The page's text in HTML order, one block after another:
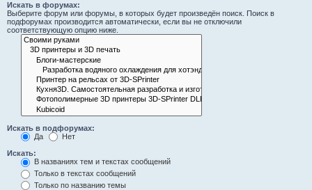
Искать в форумах:
Выберите форум или форумы, в которых будет произведён поиск. Поиск в
подфорумах производится автоматически, если вы не отключили
соответствующую опцию ниже.
Искать в подфорумах:
Да
Нет
Искать:
В названиях тем и текстах сообщений
Только в текстах сообщений
Только по названию темы